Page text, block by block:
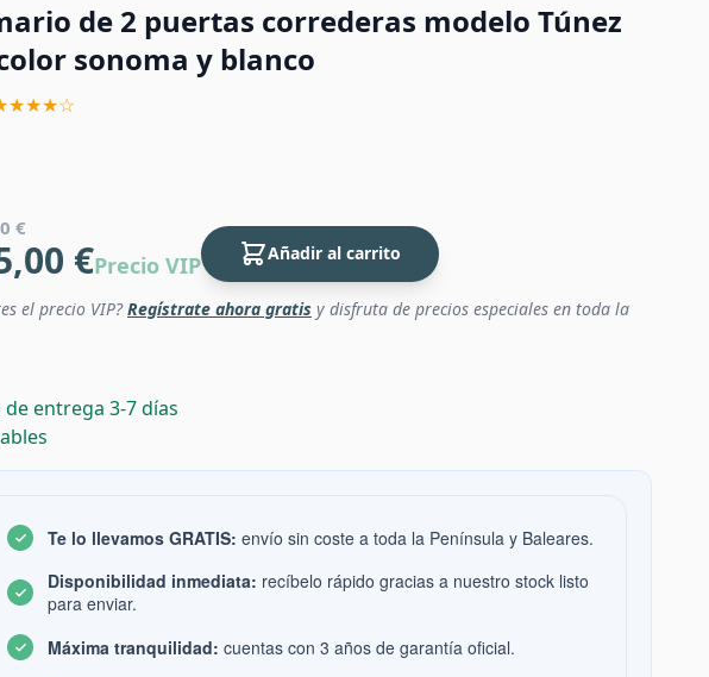
de 2 puertas correderas modelo Túnez
sonoma y blanco
€
€Precio VIP Añadir al carrito
el precio VIP?Regístrate ahora gratis y disfruta de precios especiales en toda la
de entrega 3-7 días
Te lo llevamos GRATIS: envío sin coste a toda la Península y Baleares.
Disponibilidad inmediata: recíbelo rápido gracias a nuestro stock listo
para enviar.
Máxima tranquilidad: cuentas con 3 años de garantía oficial.